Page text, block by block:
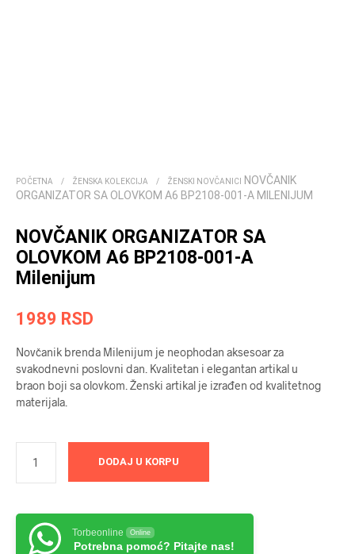
POČETNA / ŽENSKA KOLEKCIJA / ŽENSKI NOVČANICI
NOVČANIK
ORGANIZATOR SA OLOVKOM A6 BP2108-001-A MILENIJUM
NOVČANIK ORGANIZATOR SA
OLOVKOM A6 BP2108-001-A
Milenijum
1989 RSD
Novčanik brenda Milenijum je neophodan aksesoar za
svakodnevni poslovni dan. Kvalitetan i elegantan artikal u
braon boji sa olovkom. Ženski artikal je izrađen od kvalitetnog
materijala.
DODAJ U KORPU
Torbeonline Online
Potrebna pomoć? Pitajte nas!